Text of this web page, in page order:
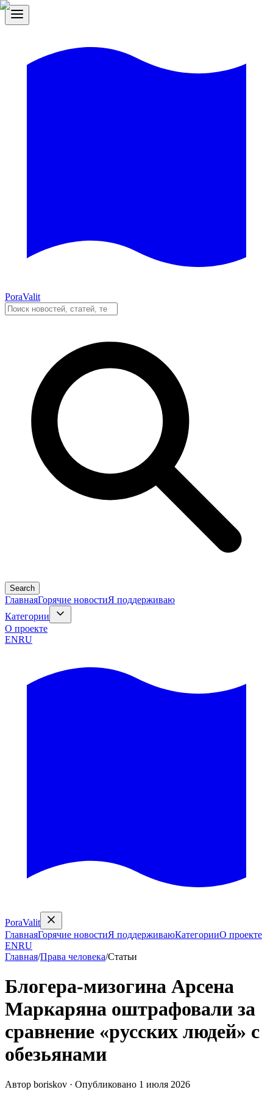
PoraValit
Search
ГлавнаяГорячие новостиЯ поддерживаю
Категории
О проекте
ENRU
PoraValit
ГлавнаяГорячие новостиЯ поддерживаюКатегорииО проекте
ENRU
Главная/Права человека/Статьи
Блогера‑мизогина Арсена
Маркаряна оштрафовали за
сравнение «русских людей» с
обезьянами
Автор boriskov · Опубликовано 1 июля 2026